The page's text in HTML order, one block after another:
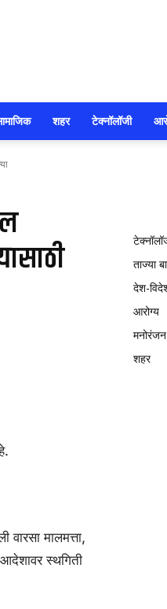
शहर टेक्नॉलॉजी
मालमत्ता,
स्थगिती
ताज्या
देश-
आरोग्य
मनोरंजन
शहर